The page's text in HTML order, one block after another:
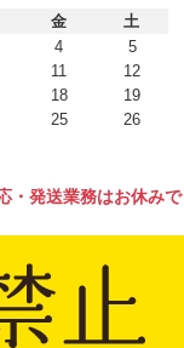
金
土
4
5
11
12
18
19
25
26
・発送業務はお休みで